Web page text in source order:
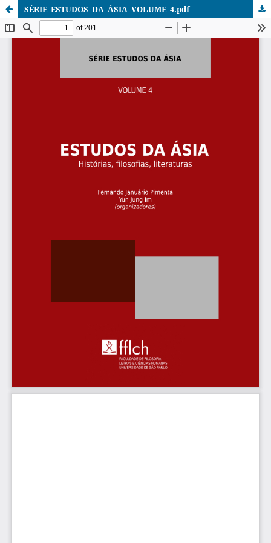
SÉRIE_ESTUDOS_DA_ÁSIA_VOLUME_4.pdf